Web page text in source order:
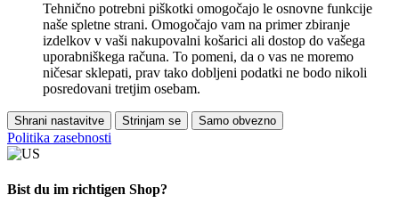
Tehnično potrebni piškotki omogočajo le osnovne funkcije
naše spletne strani. Omogočajo vam na primer zbiranje
izdelkov v vaši nakupovalni košarici ali dostop do vašega
uporabniškega računa. To pomeni, da o vas ne moremo
ničesar sklepati, prav tako dobljeni podatki ne bodo nikoli
posredovani tretjim osebam.
Shrani nastavitve Strinjam se Samo obvezno
Politika zasebnosti
Bist du im richtigen Shop?